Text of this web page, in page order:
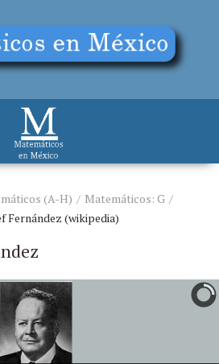
(A-H)
Matemáticos: G
Fernández (wikipedia)